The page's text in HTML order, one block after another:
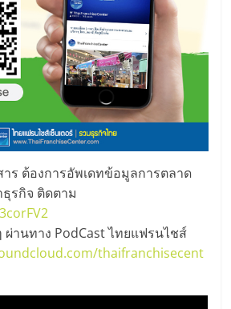
ร ต้องการอัพเดทข้อมูลการตลาด
รกิจ ติดตาม
านทาง PodCast ไทยแฟรนไชส์
thaifranchisecent